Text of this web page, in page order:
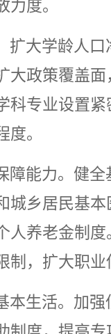
度。
扩大学龄人
大政策覆盖
科专业设置
。
障能力。健
城乡居民基
人养老金制
制，扩大职
本生活。加